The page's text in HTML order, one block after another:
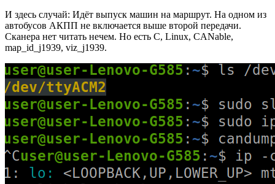
И здесь случай: Идёт выпуск машин на маршрут. На одном из
автобусов АКПП не включается выше второй передачи.
Сканера нет читать нечем. Но есть C, Linux, CANable,
map_id_j1939, viz_j1939.